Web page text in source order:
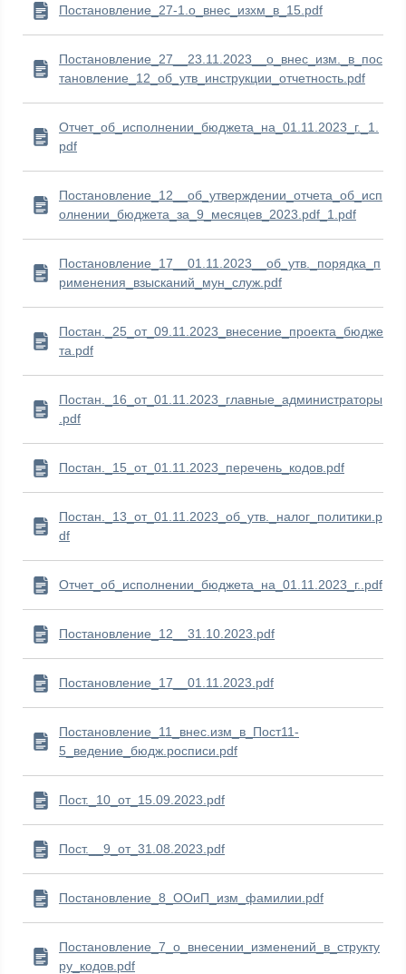
Постановление_27-1.о_внес_изхм_в_15.pdf
Постановление_27__23.11.2023__о_внес_изм._в_пос
тановление_12_об_утв_инструкции_отчетность.pdf
Отчет_об_исполнении_бюджета_на_01.11.2023_г._1.
pdf
Постановление_12__об_утверждении_отчета_об_исп
олнении_бюджета_за_9_месяцев_2023.pdf_1.pdf
Постановление_17__01.11.2023__об_утв._порядка_п
рименения_взысканий_мун_служ.pdf
Постан._25_от_09.11.2023_внесение_проекта_бюдже
та.pdf
Постан._16_от_01.11.2023_главные_администраторы
.pdf
Постан._15_от_01.11.2023_перечень_кодов.pdf
Постан._13_от_01.11.2023_об_утв._налог_политики.p
df
Отчет_об_исполнении_бюджета_на_01.11.2023_г..pdf
Постановление_12__31.10.2023.pdf
Постановление_17__01.11.2023.pdf
Постановление_11_внес.изм_в_Пост11-
5_ведение_бюдж.росписи.pdf
Пост._10_от_15.09.2023.pdf
Пост.__9_от_31.08.2023.pdf
Постановление_8_ООиП_изм_фамилии.pdf
Постановление_7_о_внесении_изменений_в_структу
ру_кодов.pdf